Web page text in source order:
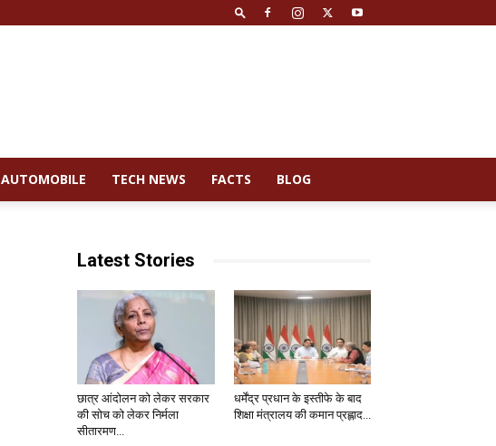
AUTOMOBILE TECH NEWS FACTS BLOG
Latest Stories
छात्र आंदोलन को लेकर सरकार
की सोच को लेकर निर्मला
सीतारमण...
धर्मेंद्र प्रधान के इस्तीफे के बाद
शिक्षा मंत्रालय की कमान प्रह्लाद...